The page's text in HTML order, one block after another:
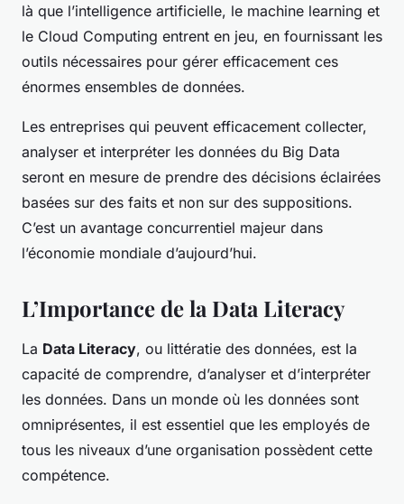
là que l’intelligence artificielle, le machine learning et
le Cloud Computing entrent en jeu, en fournissant les
outils nécessaires pour gérer efficacement ces
énormes ensembles de données.
Les entreprises qui peuvent efficacement collecter,
analyser et interpréter les données du Big Data
seront en mesure de prendre des décisions éclairées
basées sur des faits et non sur des suppositions.
C’est un avantage concurrentiel majeur dans
l’économie mondiale d’aujourd’hui.
L’Importance de la Data Literacy
La Data Literacy, ou littératie des données, est la
capacité de comprendre, d’analyser et d’interpréter
les données. Dans un monde où les données sont
omniprésentes, il est essentiel que les employés de
tous les niveaux d’une organisation possèdent cette
compétence.